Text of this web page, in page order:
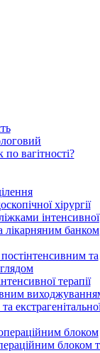
вагітності?
хірургії
інтенсивної
лікарняним банком
та
терапії
блоком
блоком